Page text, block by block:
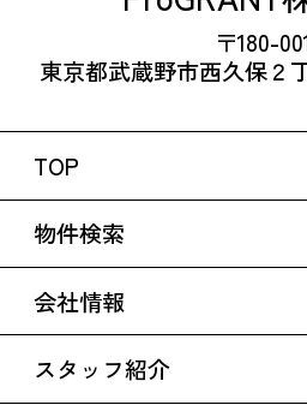
〒180-
東京都武蔵野市西久保
TOP
物件検索
会社情報
スタッフ紹介